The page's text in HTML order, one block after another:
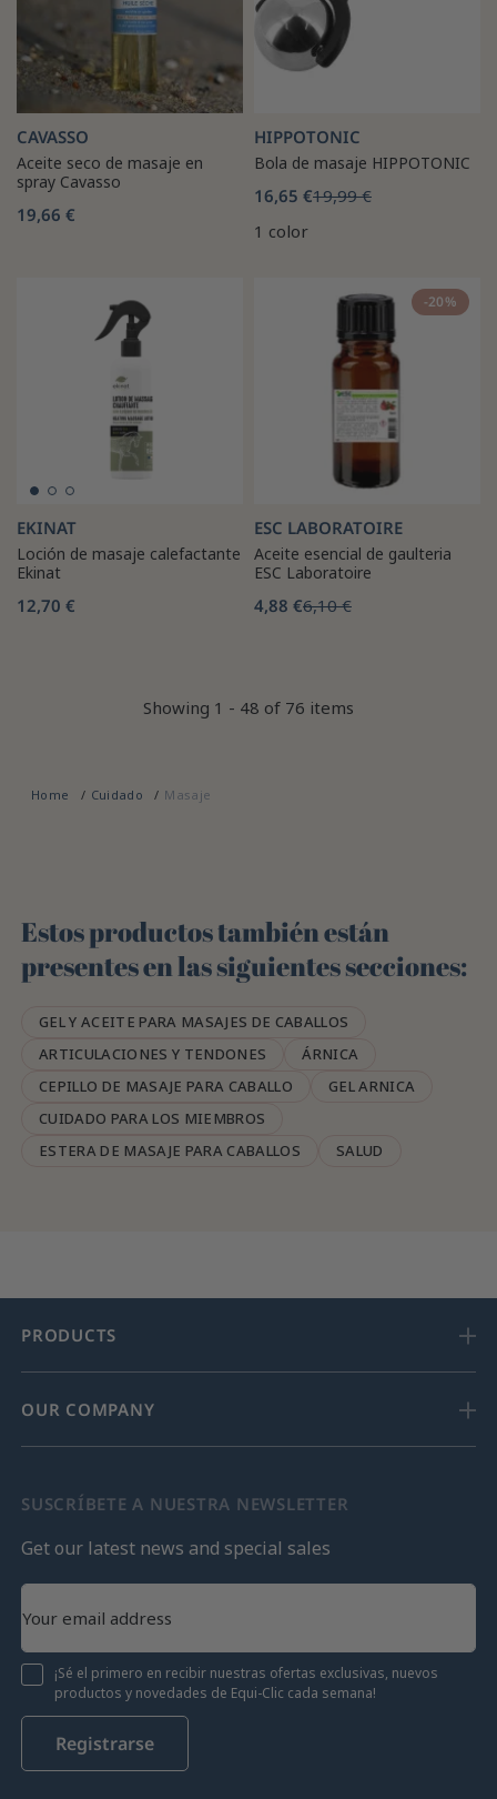
CAVASSO
Aceite seco de masaje en
spray Cavasso
19,66 €
HIPPOTONIC
Bola de masaje HIPPOTONIC
16,65 €19,99 €
1 color
EKINAT
Loción de masaje calefactante
Ekinat
12,70 €
-20%
ESC LABORATOIRE
Aceite esencial de gaulteria
ESC Laboratoire
4,88 €6,10 €
Showing 1 - 48 of 76 items
Home Cuidado Masaje
Estos productos también están
presentes en las siguientes secciones:
GEL Y ACEITE PARA MASAJES DE CABALLOS
ARTICULACIONES Y TENDONES
ÁRNICA
CEPILLO DE MASAJE PARA CABALLO
GEL ARNICA
CUIDADO PARA LOS MIEMBROS
ESTERA DE MASAJE PARA CABALLOS
SALUD
PRODUCTS
OUR COMPANY
SUSCRÍBETE A NUESTRA NEWSLETTER
Get our latest news and special sales
¡Sé el primero en recibir nuestras ofertas exclusivas, nuevos
productos y novedades de Equi-Clic cada semana!
Registrarse